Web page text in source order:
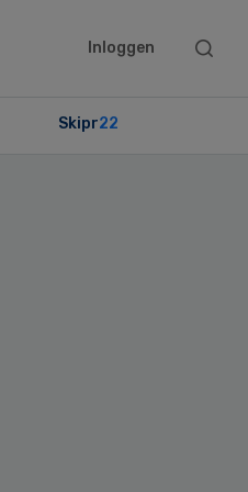
Inloggen
Search
Skipr22